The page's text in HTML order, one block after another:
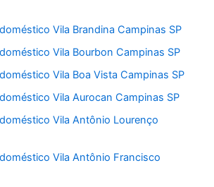
Vila Brandina Campinas SP
Vila Bourbon Campinas SP
Vila Boa Vista Campinas SP
Vila Aurocan Campinas SP
Vila Antônio Lourenço
Vila Antônio Francisco